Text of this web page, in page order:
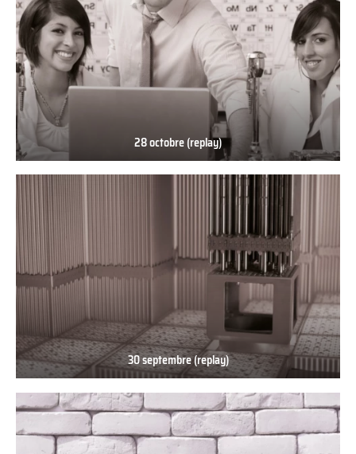
28 octobre (replay)
septembre
(replay)
30 septembre (replay)